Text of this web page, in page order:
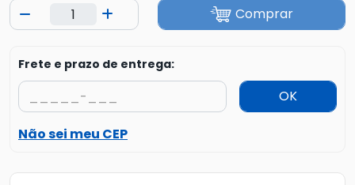
Comprar
Frete e prazo de entrega:
OK
Não sei meu CEP